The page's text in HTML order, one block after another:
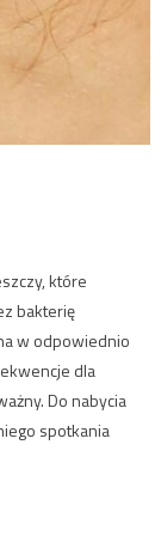
które
bakterię
w odpowiednio
dla
Do nabycia
spotkania